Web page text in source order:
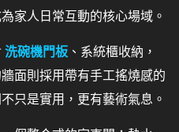
家人日常互動的核心場域。
洗碗機門板 、系統櫃收納，
面則採用帶有手工搖燒感的
只是實用，更有藝術氣息。